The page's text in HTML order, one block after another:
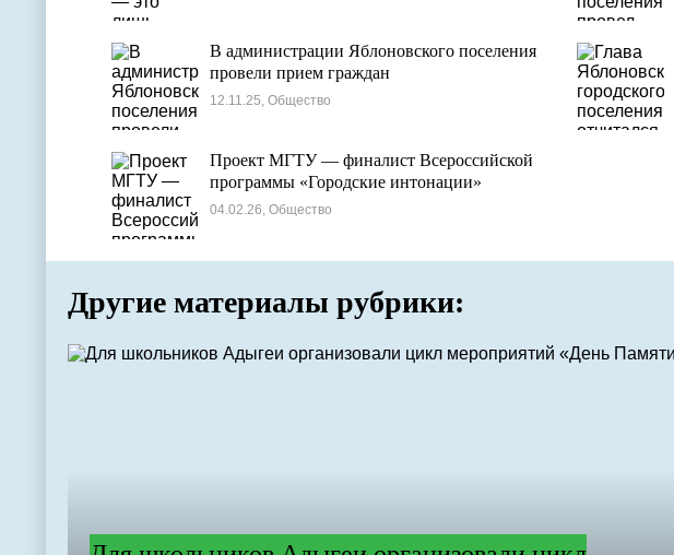
В администрации Яблоновского поселения
провели прием граждан
12.11.25, Общество
Проект МГТУ — финалист Всероссийской
программы «Городские интонации»
04.02.26, Общество
Другие материалы рубрики: